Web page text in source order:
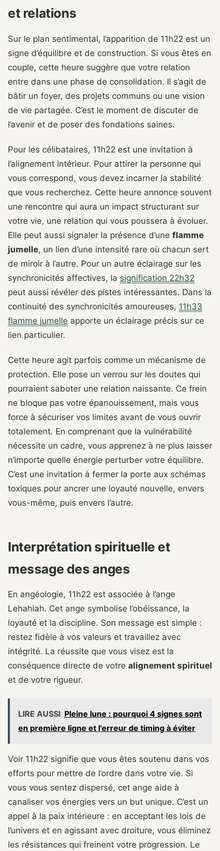
et relations
Sur le plan sentimental, l’apparition de 11h22 est un
signe d’équilibre et de construction. Si vous êtes en
couple, cette heure suggère que votre relation
entre dans une phase de consolidation. Il s’agit de
bâtir un foyer, des projets communs ou une vision
de vie partagée. C’est le moment de discuter de
l’avenir et de poser des fondations saines.
Pour les célibataires, 11h22 est une invitation à
l’alignement intérieur. Pour attirer la personne qui
vous correspond, vous devez incarner la stabilité
que vous recherchez. Cette heure annonce souvent
une rencontre qui aura un impact structurant sur
votre vie, une relation qui vous poussera à évoluer.
Elle peut aussi signaler la présence d’une flamme
jumelle, un lien d’une intensité rare où chacun sert
de miroir à l’autre. Pour un autre éclairage sur les
synchronicités affectives, la signification 22h32
peut aussi révéler des pistes intéressantes. Dans la
continuité des synchronicités amoureuses, 11h33
flamme jumelle apporte un éclairage précis sur ce
lien particulier.
Cette heure agit parfois comme un mécanisme de
protection. Elle pose un verrou sur les doutes qui
pourraient saboter une relation naissante. Ce frein
ne bloque pas votre épanouissement, mais vous
force à sécuriser vos limites avant de vous ouvrir
totalement. En comprenant que la vulnérabilité
nécessite un cadre, vous apprenez à ne plus laisser
n’importe quelle énergie perturber votre équilibre.
C’est une invitation à fermer la porte aux schémas
toxiques pour ancrer une loyauté nouvelle, envers
vous-même, puis envers l’autre.
Interprétation spirituelle et
message des anges
En angéologie, 11h22 est associée à l’ange
Lehahiah. Cet ange symbolise l’obéissance, la
loyauté et la discipline. Son message est simple :
restez fidèle à vos valeurs et travaillez avec
intégrité. La réussite que vous visez est la
conséquence directe de votre alignement spirituel
et de votre rigueur.
LIRE AUSSI Pleine lune : pourquoi 4 signes sont
en première ligne et l'erreur de timing à éviter
Voir 11h22 signifie que vous êtes soutenu dans vos
efforts pour mettre de l’ordre dans votre vie. Si
vous vous sentez dispersé, cet ange aide à
canaliser vos énergies vers un but unique. C’est un
appel à la paix intérieure : en acceptant les lois de
l’univers et en agissant avec droiture, vous éliminez
les résistances qui freinent votre progression. Le